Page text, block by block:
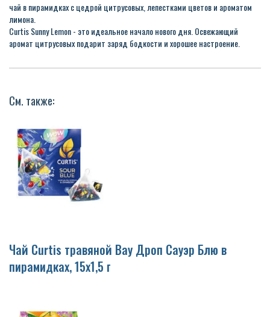
чай в пирамидках с цедрой цитрусовых, лепестками цветов и ароматом
лимона.
Curtis Sunny Lemon - это идеальное начало нового дня. Освежающий
аромат цитрусовых подарит заряд бодкости и хорошее настроение.
См. также:
Чай Curtis травяной Вау Дроп Сауэр Блю в
пирамидках, 15х1,5 г